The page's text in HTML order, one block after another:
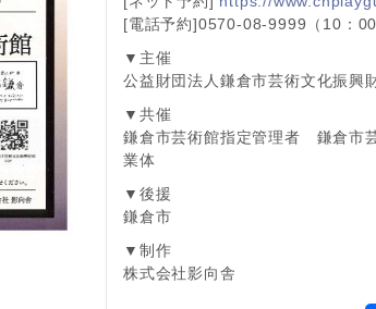
[電話予約]0570-08-9999（10：00
▼主催
公益財団法人鎌倉市芸術文化振興
▼共催
鎌倉市芸術館指定管理者 鎌倉市
業体
▼後援
鎌倉市
▼制作
株式会社影向舎